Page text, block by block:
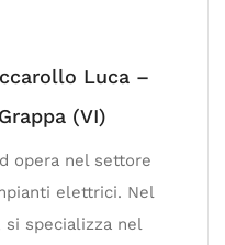
Luca –
(VI)
opera nel settore
elettrici. Nel
si specializza nel